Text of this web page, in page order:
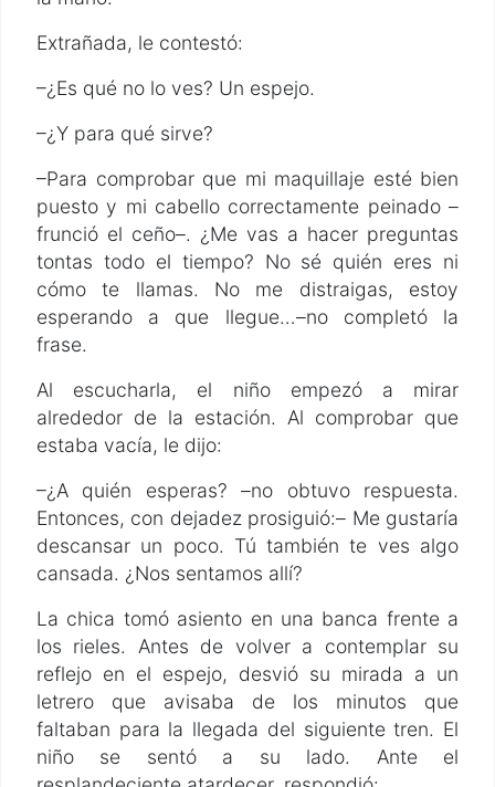
Extrañada, le contestó:
–¿Es qué no lo ves? Un espejo.
–¿Y para qué sirve?
–Para comprobar que mi maquillaje esté bien
puesto y mi cabello correctamente peinado –
frunció el ceño–. ¿Me vas a hacer preguntas
tontas todo el tiempo? No sé quién eres ni
cómo te llamas. No me distraigas, estoy
esperando a que llegue…–no completó la
frase.
Al escucharla, el niño empezó a mirar
alrededor de la estación. Al comprobar que
estaba vacía, le dijo:
–¿A quién esperas? –no obtuvo respuesta.
Entonces, con dejadez prosiguió:– Me gustaría
descansar un poco. Tú también te ves algo
cansada. ¿Nos sentamos allí?
La chica tomó asiento en una banca frente a
los rieles. Antes de volver a contemplar su
reflejo en el espejo, desvió su mirada a un
letrero que avisaba de los minutos que
faltaban para la llegada del siguiente tren. El
niño se sentó a su lado. Ante el